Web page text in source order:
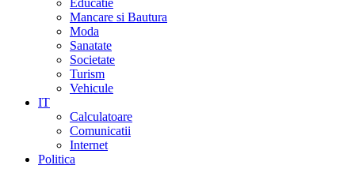
Educatie
Mancare si Bautura
Moda
Sanatate
Societate
Turism
Vehicule
IT
Calculatoare
Comunicatii
Internet
Politica